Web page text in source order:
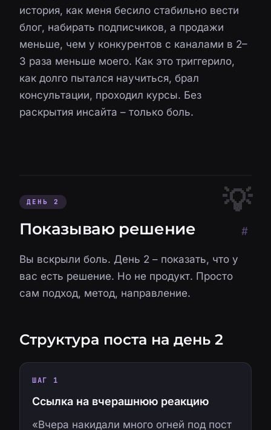
история, как меня бесило стабильно вести
блог, набирать подписчиков, а продажи
меньше, чем у конкурентов с каналами в 2–
3 раза меньше моего. Как это триггерило,
как долго пытался научиться, брал
консультации, проходил курсы. Без
раскрытия инсайта – только боль.
#
ДЕНЬ 2
Показываю решение
Вы вскрыли боль. День 2 – показать, что у
вас есть решение. Но не продукт. Просто
сам подход, метод, направление.
Структура поста на день 2
ШАГ 1
Ссылка на вчерашнюю реакцию
«Вчера накидали много огней под пост